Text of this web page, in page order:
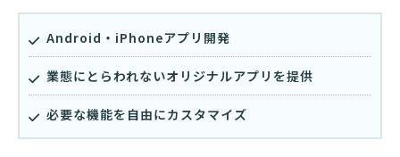
Android・iPhoneアプリ開発
業態にとらわれないオリジナルアプリを提供
必要な機能を自由にカスタマイズ